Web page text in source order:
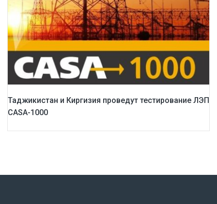
Таджикистан и Киргизия проведут тестирование ЛЭП
CASA-1000